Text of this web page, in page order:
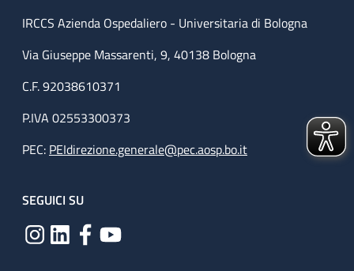
IRCCS Azienda Ospedaliero - Universitaria di Bologna
Via Giuseppe Massarenti, 9, 40138 Bologna
C.F. 92038610371
P.IVA 02553300373
PEC: PEIdirezione.generale@pec.aosp.bo.it
SEGUICI SU